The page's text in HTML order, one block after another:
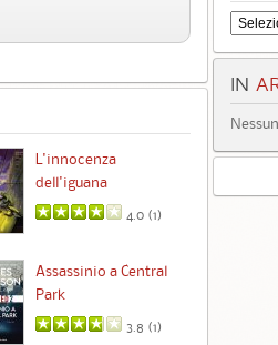
L'innocenza
dell'iguana
4.0 (1)
Assassinio a Central
Park
3.8 (1)
IN